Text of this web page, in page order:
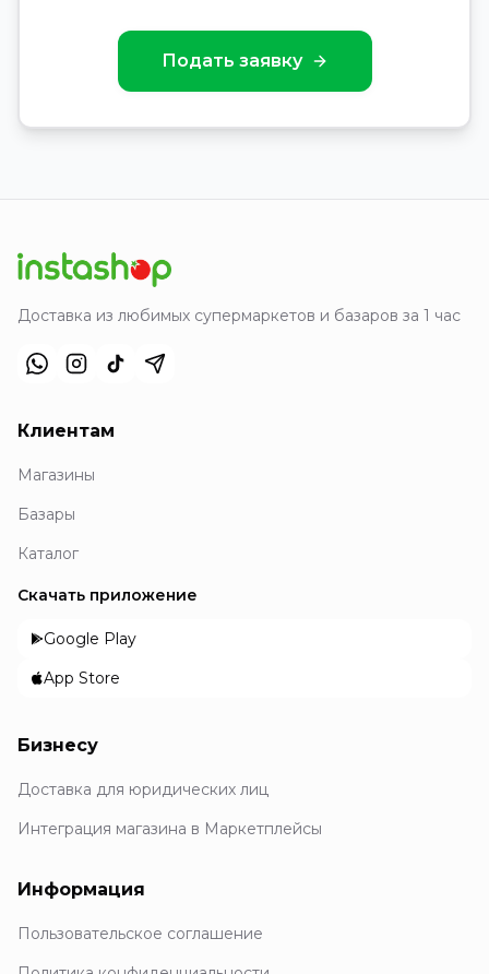
Подать заявку
Доставка из любимых супермаркетов и базаров за 1 час
Клиентам
Магазины
Базары
Каталог
Скачать приложение
Google Play
App Store
Бизнесу
Доставка для юридических лиц
Интеграция магазина в Маркетплейсы
Информация
Пользовательское соглашение